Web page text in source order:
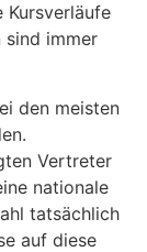
Kursverläufe
sind immer
den meisten
Vertreter
nationale
tatsächlich
auf diese